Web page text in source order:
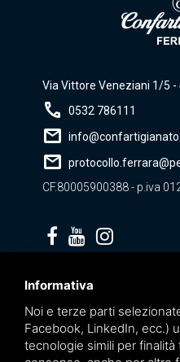
Via Vittore Veneziani 1/5 -
call 0532 786111
mail
mail
CF.80005900388 - p.iva
Informativa
Noi e terze parti
Facebook, LinkedIn, ecc.)
tecnologie simili per